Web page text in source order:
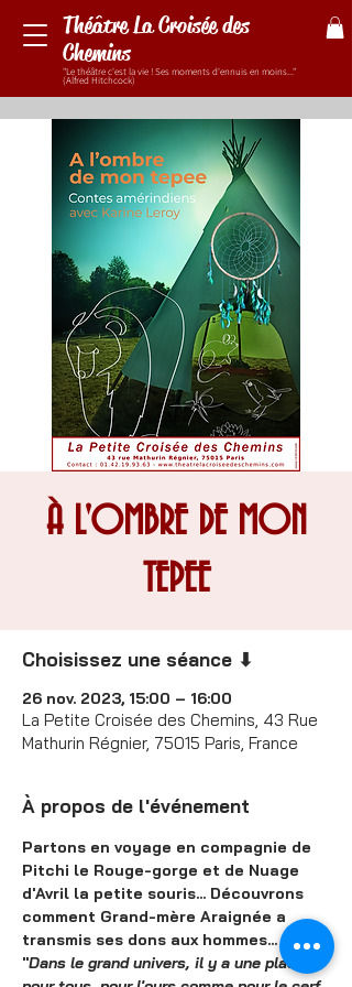
Théâtre La Croisée des
Chemins
"Le théâtre c'est la vie ! Ses moments d'ennuis en moins..."
(Alfred Hitchcock)
À L'OMBRE DE MON
TEPEE
Choisissez une séance ⬇
26 nov. 2023, 15:00 – 16:00
La Petite Croisée des Chemins, 43 Rue
Mathurin Régnier, 75015 Paris, France
À propos de l'événement
Partons en voyage en compagnie de
Pitchi le Rouge-gorge et de Nuage
d'Avril la petite souris... Découvrons
comment Grand-mère Araignée a
transmis ses dons aux hommes...
"Dans le grand univers, il y a une place